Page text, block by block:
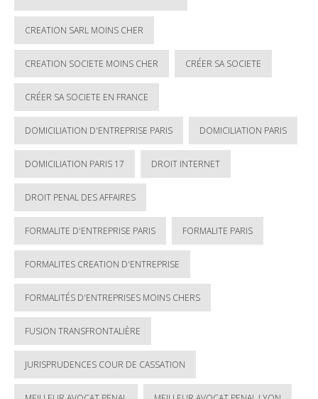
CREATION SARL MOINS CHER
CREATION SOCIETE MOINS CHER CRÉER SA SOCIETE
CRÉER SA SOCIETE EN FRANCE
DOMICILIATION D'ENTREPRISE PARIS DOMICILIATION PARIS
DOMICILIATION PARIS 17 DROIT INTERNET
DROIT PENAL DES AFFAIRES
FORMALITE D'ENTREPRISE PARIS FORMALITE PARIS
FORMALITES CREATION D'ENTREPRISE
FORMALITÉS D'ENTREPRISES MOINS CHERS
FUSION TRANSFRONTALIÈRE
JURISPRUDENCES COUR DE CASSATION